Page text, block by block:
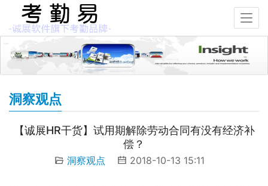
洞察观点
【诚展HR干货】试用期解除劳动合同有没有经济补
偿？
洞察观点 2018-10-13 15:11